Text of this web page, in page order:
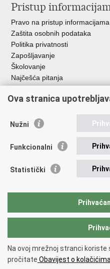
Pristup
Pravo na pristup informacijama
Zaštita osobnih podataka
Politika privatnosti
Zapošljavanje
Školovanje
Najčešća pitanja
Važne poveznice
EMN Nacionalna kontaktna
Policijska akademija
Zaklada policijske solidarnosti
Udruge
Copyright © 2026 Ministarstvo
Uvjeti korištenja.Izjava o
Ova stranica
Nužni
Funkcionalni
Statistički
Na ovoj mrežnoj stranci koriste
pročitate Obavijest o kolačićima.